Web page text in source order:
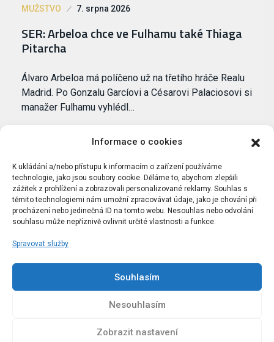
Informace o cookies
K ukládání a/nebo přístupu k informacím o zařízení používáme
technologie, jako jsou soubory cookie. Děláme to, abychom zlepšili
zážitek z prohlížení a zobrazovali personalizované reklamy. Souhlas s
těmito technologiemi nám umožní zpracovávat údaje, jako je chování při
procházení nebo jedinečná ID na tomto webu. Nesouhlas nebo odvolání
souhlasu může nepříznivě ovlivnit určité vlastnosti a funkce.
Spravovat služby
Souhlasím
Nesouhlasím
Zobrazit nastavení
MUŽSTVO 7. srpna 2026
SER: Arbeloa chce ve Fulhamu také Thiaga
Pitarcha
Álvaro Arbeloa má políčeno už na třetího hráče Realu
Madrid. Po Gonzalu Garcíovi a Césarovi Palaciosovi si
manažer Fulhamu vyhlédl…